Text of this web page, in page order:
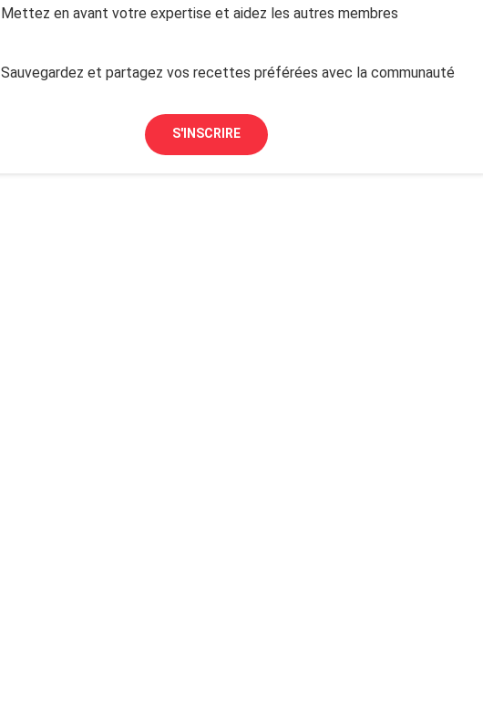
Mettez en avant votre expertise et aidez les autres membres
Sauvegardez et partagez vos recettes préférées avec la communauté
S'INSCRIRE